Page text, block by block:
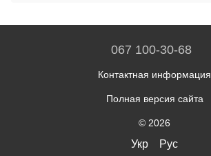
067 100-30-68
Контактная информация
Полная версия сайта
© 2026
Укр Рус